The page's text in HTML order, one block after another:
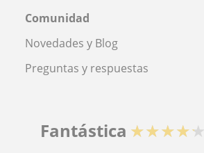
Comunidad
Novedades y Blog
Preguntas y respuestas
Fantástica ★★★★★